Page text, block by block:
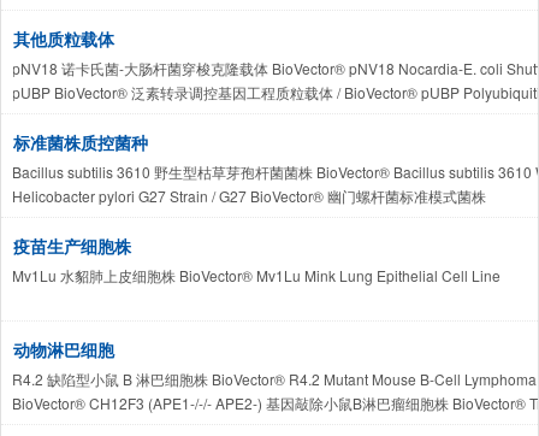
其他质粒载体
pNV18 诺卡氏菌-大肠杆菌穿梭克隆载体 BioVector® pNV18 Nocardia-E. coli
pUBP BioVector® 泛素转录调控基因工程质粒载体 / BioVector® pUBP
标准菌株质控菌种
Bacillus subtilis 3610 野生型枯草芽孢杆菌菌株 BioVector® Bacillus subtilis 3610
Helicobacter pylori G27 Strain / G27 BioVector® 幽门螺杆菌标准模式菌株
Nitrosomonas europaea Winogradsky BioVector® ATCC 25978 欧洲亚硝化单胞
M5a1 BioVector® ATCC BAA-1236产氧克雷伯氏菌标准株ATCC BAA-1236
疫苗生产细胞株
Mv1Lu 水貂肺上皮细胞株 BioVector® Mv1Lu Mink Lung Epithelial Cell Line
动物淋巴细胞
R4.2 缺陷型小鼠 B 淋巴细胞株 BioVector® R4.2 Mutant Mouse B-Cell
BioVector® CH12F3 (APE1-/-/- APE2-) 基因敲除小鼠B淋巴瘤细胞株